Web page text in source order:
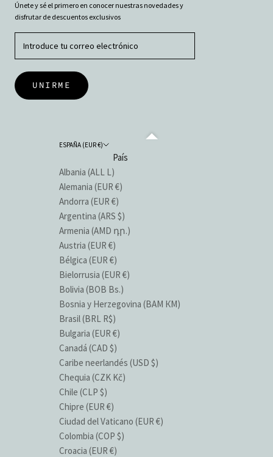
Únete y sé el primero en conocer nuestras novedades y
disfrutar de descuentos exclusivos
UNIRME
ESPAÑA (EUR €)
País
Albania (ALL L)
Alemania (EUR €)
Andorra (EUR €)
Argentina (ARS $)
Armenia (AMD դր.)
Austria (EUR €)
Bélgica (EUR €)
Bielorrusia (EUR €)
Bolivia (BOB Bs.)
Bosnia y Herzegovina (BAM КМ)
Brasil (BRL R$)
Bulgaria (EUR €)
Canadá (CAD $)
Caribe neerlandés (USD $)
Chequia (CZK Kč)
Chile (CLP $)
Chipre (EUR €)
Ciudad del Vaticano (EUR €)
Colombia (COP $)
Croacia (EUR €)